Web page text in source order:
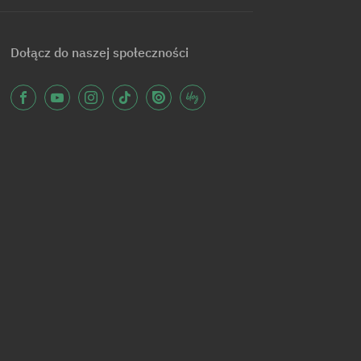
Dołącz do naszej społeczności